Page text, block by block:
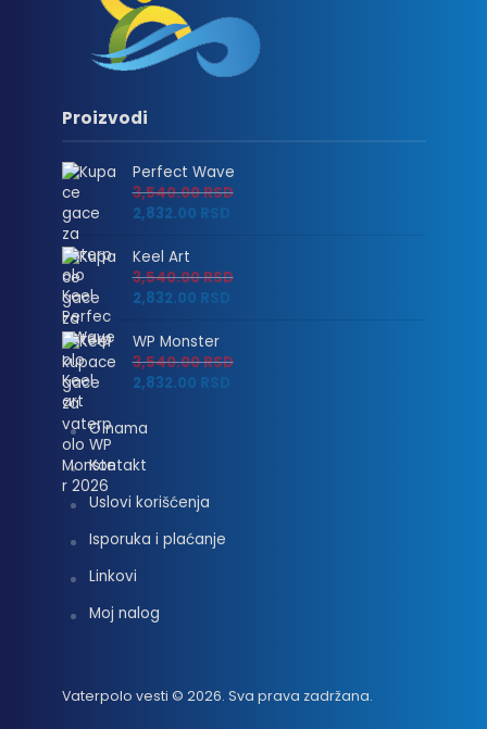
Proizvodi
Perfect Wave
3,540.00RSD
2,832.00 RSD
Keel Art
3,540.00RSD
2,832.00 RSD
WP Monster
3,540.00RSD
2,832.00 RSD
O nama
Kontakt
Uslovi korišćenja
Isporuka i plaćanje
Linkovi
Moj nalog
Vaterpolo vesti © 2026. Sva prava zadržana.